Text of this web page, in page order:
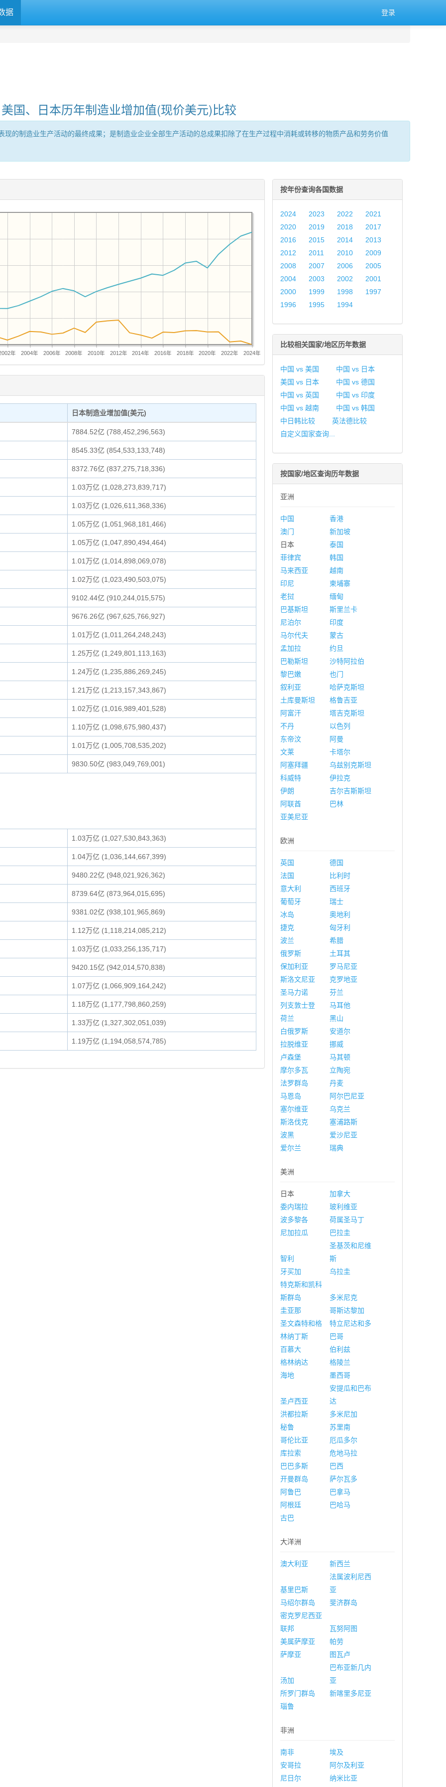
据 登录
美国、日本历年制造业增加值(现价美元)比较
的制造业生产活动的最终成果；是制造业企业全部生产活动的总成果扣除了在生产过程中消耗或转移的物质产品和劳务价值
年 2004年 2006年 2008年 2010年 2012年 2014年 2016年 2018年 2020年 2022年 2024年
日本制造业增加值(美元)
7884.52亿 (788,452,296,563)
8545.33亿 (854,533,133,748)
8372.76亿 (837,275,718,336)
1.03万亿 (1,028,273,839,717)
1.03万亿 (1,026,611,368,336)
1.05万亿 (1,051,968,181,466)
1.05万亿 (1,047,890,494,464)
1.01万亿 (1,014,898,069,078)
1.02万亿 (1,023,490,503,075)
9102.44亿 (910,244,015,575)
9676.26亿 (967,625,766,927)
1.01万亿 (1,011,264,248,243)
1.25万亿 (1,249,801,113,163)
1.24万亿 (1,235,886,269,245)
1.21万亿 (1,213,157,343,867)
1.02万亿 (1,016,989,401,528)
1.10万亿 (1,098,675,980,437)
1.01万亿 (1,005,708,535,202)
9830.50亿 (983,049,769,001)
1.03万亿 (1,027,530,843,363)
1.04万亿 (1,036,144,667,399)
9480.22亿 (948,021,926,362)
8739.64亿 (873,964,015,695)
9381.02亿 (938,101,965,869)
1.12万亿 (1,118,214,085,212)
1.03万亿 (1,033,256,135,717)
9420.15亿 (942,014,570,838)
1.07万亿 (1,066,909,164,242)
1.18万亿 (1,177,798,860,259)
1.33万亿 (1,327,302,051,039)
1.19万亿 (1,194,058,574,785)
按年份查询各国数据
2024 2023 2022
2021
2020
2019 2018
2017
2016
2015 2014
2013
2012
2011 2010
2009
2008
2007 2006
2005
2004
2003 2002
2001
2000
1999 1998
1997
1996
1995 1994
比较相关国家/地区历年数据
中国 vs 美国
中国 vs 日本
美国 vs 日本
中国 vs 德国
中国 vs 英国
中国 vs 印度
中国 vs 越南
中国 vs 韩国
中日韩比较
英法德比较
自定义国家查询...
按国家/地区查询历年数据
亚洲
中国
香港
澳门
新加坡
日本
泰国
菲律宾
韩国
马来西亚
越南
印尼
柬埔寨
老挝
缅甸
巴基斯坦
斯里兰卡
尼泊尔
印度
马尔代夫
蒙古
孟加拉
约旦
巴勒斯坦
沙特阿拉伯
黎巴嫩
也门
叙利亚
哈萨克斯坦
土库曼斯坦
格鲁吉亚
阿富汗
塔吉克斯坦
不丹
以色列
东帝汶
阿曼
文莱
卡塔尔
阿塞拜疆
乌兹别克斯坦
科威特
伊拉克
伊朗
吉尔吉斯斯坦
阿联酋
巴林
亚美尼亚
欧洲
英国
德国
法国
比利时
意大利
西班牙
葡萄牙
瑞士
冰岛
奥地利
捷克
匈牙利
波兰
希腊
俄罗斯
土耳其
保加利亚
罗马尼亚
斯洛文尼亚
克罗地亚
圣马力诺
芬兰
列支敦士登
马耳他
荷兰
黑山
白俄罗斯
安道尔
拉脱维亚
挪威
卢森堡
马其顿
摩尔多瓦
立陶宛
法罗群岛
丹麦
马恩岛
阿尔巴尼亚
塞尔维亚
乌克兰
斯洛伐克
塞浦路斯
波黑
爱沙尼亚
爱尔兰
瑞典
美洲
日本
加拿大
委内瑞拉
玻利维亚
波多黎各
荷属圣马丁
尼加拉瓜
巴拉圭
智利
圣基茨和尼维
斯
牙买加
乌拉圭
特克斯和凯科
斯群岛
多米尼克
圭亚那
哥斯达黎加
圣文森特和格
林纳丁斯
特立尼达和多
巴哥
百慕大
伯利兹
格林纳达
格陵兰
海地
墨西哥
圣卢西亚
安提瓜和巴布
达
洪都拉斯
多米尼加
秘鲁
苏里南
哥伦比亚
厄瓜多尔
库拉索
危地马拉
巴巴多斯
巴西
开曼群岛
萨尔瓦多
阿鲁巴
巴拿马
阿根廷
巴哈马
古巴
大洋洲
澳大利亚 新西兰
基里巴斯
法属波利尼西
亚
马绍尔群岛
斐济群岛
密克罗尼西亚
联邦
瓦努阿图
美属萨摩亚
帕劳
萨摩亚
图瓦卢
汤加
巴布亚新几内
亚
所罗门群岛
新喀里多尼亚
瑙鲁
非洲
南非
埃及
安哥拉
阿尔及利亚
尼日尔
纳米比亚